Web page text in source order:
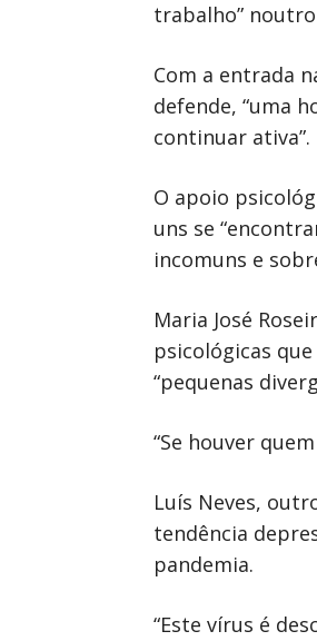
trabalho”
Com a entrada
defende, “uma
continuar ativa”.
O apoio
uns se
incomuns e
Maria José
psicológicas
“pequenas
“Se houver
Luís Neves,
tendência
pandemia.
“Este vírus é